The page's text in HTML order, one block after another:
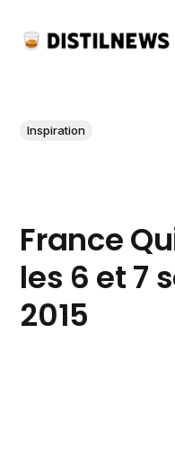
Inspiration
France
les 6 et 7
2015